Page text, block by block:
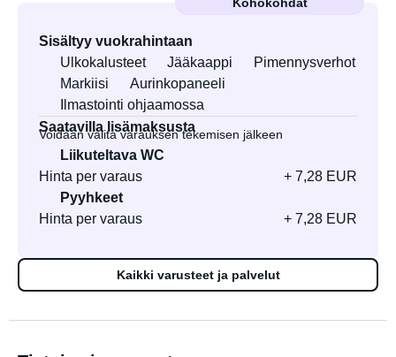
Sisältyy vuokrahintaan
Ulkokalusteet
Jääkaappi
Pimennysverhot
Markiisi
Aurinkopaneeli
Ilmastointi ohjaamossa
Saatavilla lisämaksusta
Voidaan valita varauksen tekemisen jälkeen
Liikuteltava WC
Hinta per varaus
+ 7,28 EUR
Pyyhkeet
Hinta per varaus
+ 7,28 EUR
Kaikki varusteet ja palvelut